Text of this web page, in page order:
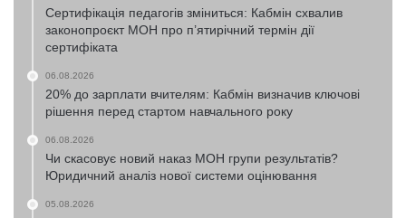
Сертифікація педагогів зміниться: Кабмін схвалив
законопроєкт МОН про п’ятирічний термін дії
сертифіката
06.08.2026
20% до зарплати вчителям: Кабмін визначив ключові
рішення перед стартом навчального року
06.08.2026
Чи скасовує новий наказ МОН групи результатів?
Юридичний аналіз нової системи оцінювання
05.08.2026